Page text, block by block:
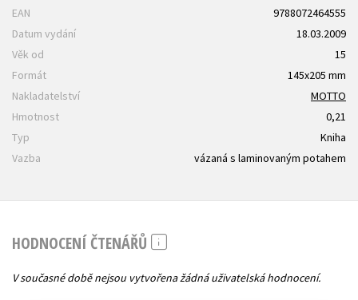
EAN
9788072464555
Datum vydání
18.03.2009
Věk od
15
Formát
145x205 mm
Nakladatelství
MOTTO
Hmotnost
0,21
Typ
Kniha
Vazba
vázaná s laminovaným potahem
HODNOCENÍ ČTENÁŘŮ
V současné době nejsou vytvořena žádná uživatelská hodnocení.